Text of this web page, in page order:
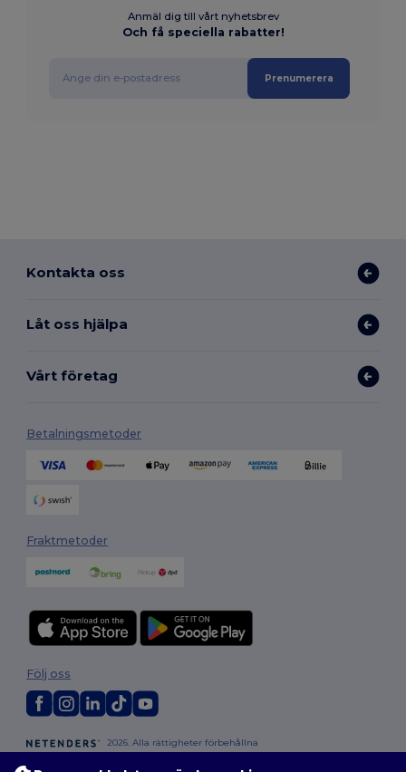
Anmäl dig till vårt nyhetsbrev
Och få speciella rabatter!
Prenumerera
Kontakta oss
Låt oss hjälpa
Vårt företag
Betalningsmetoder
Fraktmetoder
2026. Alla rättigheter förbehållna
Följ oss